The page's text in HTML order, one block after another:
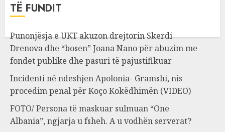
TË FUNDIT
Punonjësja e UKT akuzon drejtorin Skerdi
Drenova dhe “bosen” Joana Nano për abuzim me
fondet publike dhe pasuri të pajustifikuar
Incidenti në ndeshjen Apolonia- Gramshi, nis
procedim penal për Koço Kokëdhimën (VIDEO)
FOTO/ Persona të maskuar sulmuan “One
Albania”, ngjarja u fsheh. A u vodhën serverat?